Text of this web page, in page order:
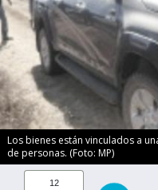
Los bienes están vinculados a
de personas. (Foto: MP)
12